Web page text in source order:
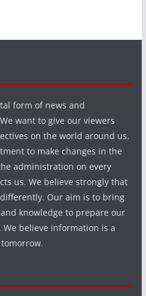
form of news and
want to give our viewers
on the world around us.
to make changes in the
administration on every
us. We believe strongly that
Our aim is to bring
knowledge to prepare our
believe information is a